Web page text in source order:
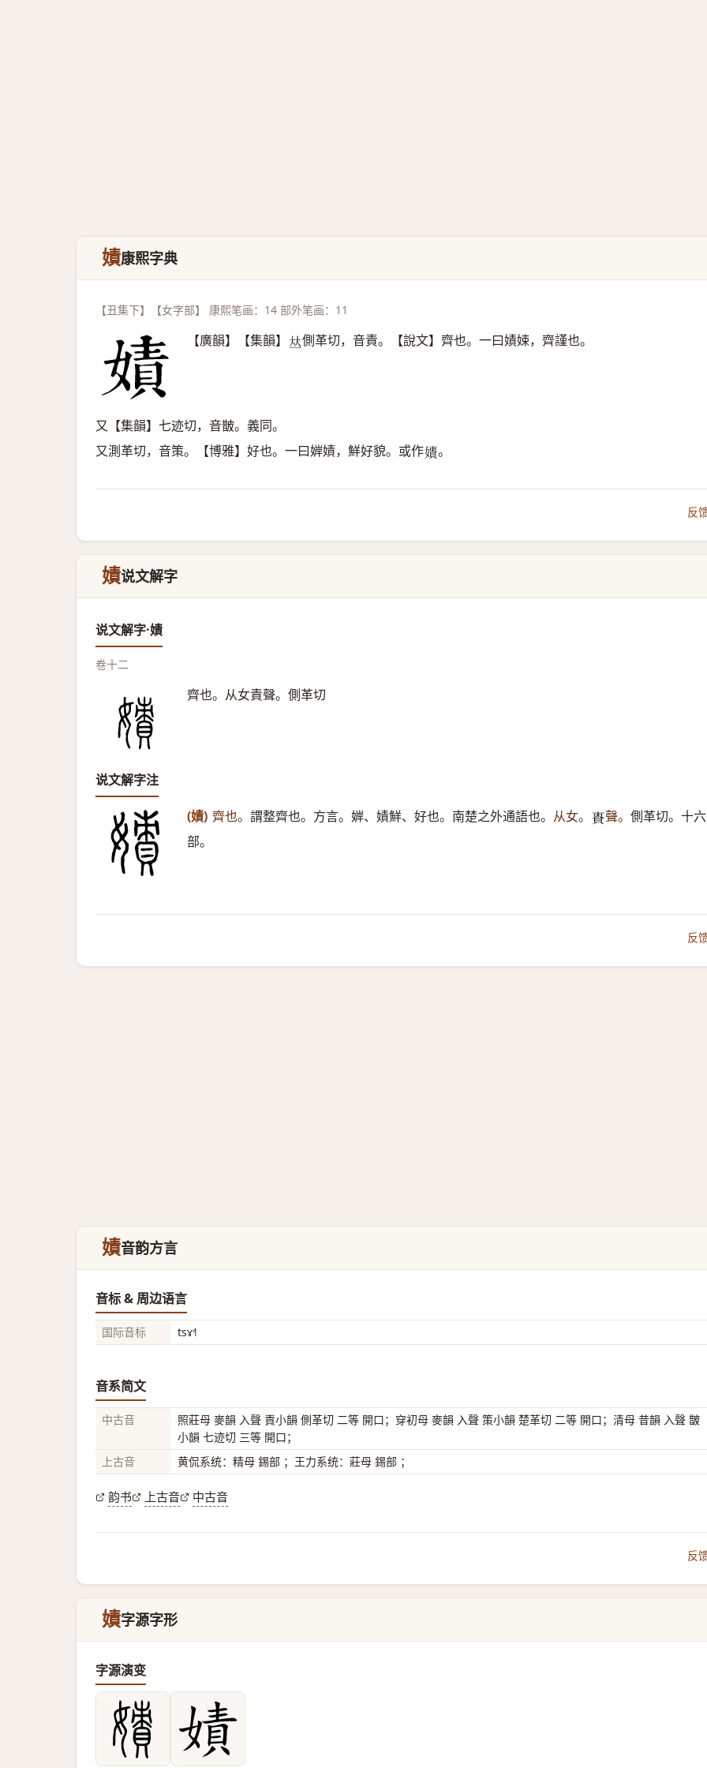
嫧康熙字典
【丑集下】【女字部】 康熙笔画：14 部外笔画：11
【廣韻】【集韻】 𠀤側革切，音責。【說文】齊也。一曰嫧娕，齊謹也。
又【集韻】七迹切，音皵。義同。
又測革切，音策。【博雅】好也。一曰婩嫧，鮮好貌。或作𡢲 。
反
嫧说文解字
说文解字·嫧
卷十二
齊也。从女責聲。側革切
说文解字注
(嫧) 齊也。 謂整齊也。方言。婩、嫧鮮、好也。南楚之外通語也。 从女。 𧵩 聲。 側革切。十六
部。
反
嫧音韵方言
音标 & 周边语言
国际音标 tsɤ˧˥
音系简文
中古音
照莊母 麥韻 入聲 責小韻 側革切 二等 開口；穿初母 麥韻 入聲 策小韻 楚革切 二等 開口；清母 昔韻 入聲 皵
小韻 七迹切 三等 開口；
上古音
黄侃系统：精母 錫部 ；王力系统：莊母 錫部 ；
韵书 上古音 中古音
反
嫧字源字形
字源演变